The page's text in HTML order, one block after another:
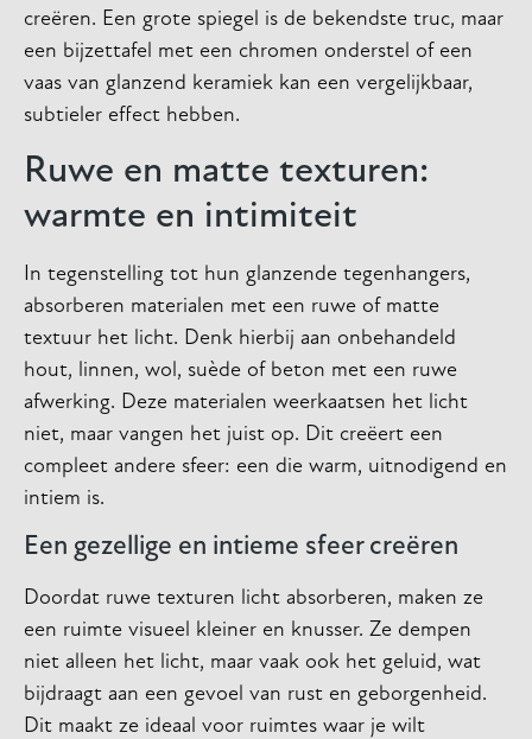
creëren. Een grote spiegel is de bekendste truc, maar
een bijzettafel met een chromen onderstel of een
vaas van glanzend keramiek kan een vergelijkbaar,
subtieler effect hebben.
Ruwe en matte texturen:
warmte en intimiteit
In tegenstelling tot hun glanzende tegenhangers,
absorberen materialen met een ruwe of matte
textuur het licht. Denk hierbij aan onbehandeld
hout, linnen, wol, suède of beton met een ruwe
afwerking. Deze materialen weerkaatsen het licht
niet, maar vangen het juist op. Dit creëert een
compleet andere sfeer: een die warm, uitnodigend en
intiem is.
Een gezellige en intieme sfeer creëren
Doordat ruwe texturen licht absorberen, maken ze
een ruimte visueel kleiner en knusser. Ze dempen
niet alleen het licht, maar vaak ook het geluid, wat
bijdraagt aan een gevoel van rust en geborgenheid.
Dit maakt ze ideaal voor ruimtes waar je wilt